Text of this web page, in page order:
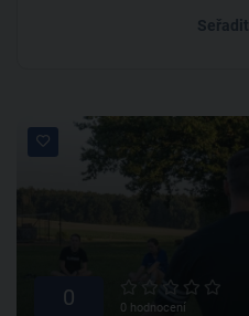
Seřadit:
0 0 hodnocení